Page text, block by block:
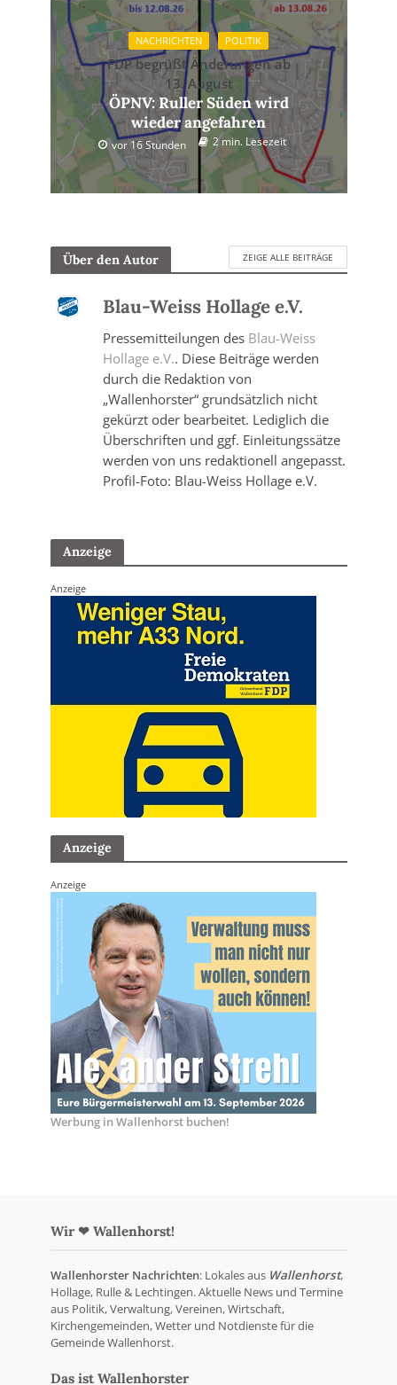
NACHRICHTEN POLITIK
FDP begrüßt Änderungen ab
13. August
ÖPNV: Ruller Süden wird
wieder angefahren
vor 16 Stunden 2 min. Lesezeit
Über den Autor ZEIGE ALLE BEITRÄGE
Blau-Weiss Hollage e.V.
Pressemitteilungen des Blau-Weiss
Hollage e.V.. Diese Beiträge werden
durch die Redaktion von
„Wallenhorster“ grundsätzlich nicht
gekürzt oder bearbeitet. Lediglich die
Überschriften und ggf. Einleitungssätze
werden von uns redaktionell angepasst.
Profil-Foto: Blau-Weiss Hollage e.V.
Anzeige
Anzeige
Anzeige
Anzeige
Werbung in Wallenhorst buchen!
Wir ❤ Wallenhorst!
Wallenhorster Nachrichten: Lokales aus Wallenhorst,
Hollage, Rulle & Lechtingen. Aktuelle News und Termine
aus Politik, Verwaltung, Vereinen, Wirtschaft,
Kirchengemeinden, Wetter und Notdienste für die
Gemeinde Wallenhorst.
Das ist Wallenhorster